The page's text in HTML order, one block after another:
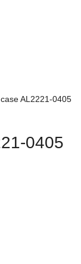
AL2221-0405
0405